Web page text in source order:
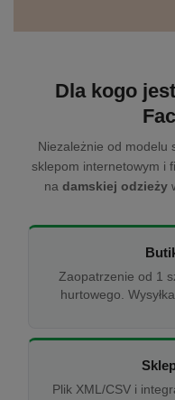
Dla kogo
Niezależnie od
sklepom internetowym i
na damskiej odzieży
Zaopatrzenie od 1
hurtowego.
Plik XML/CSV i